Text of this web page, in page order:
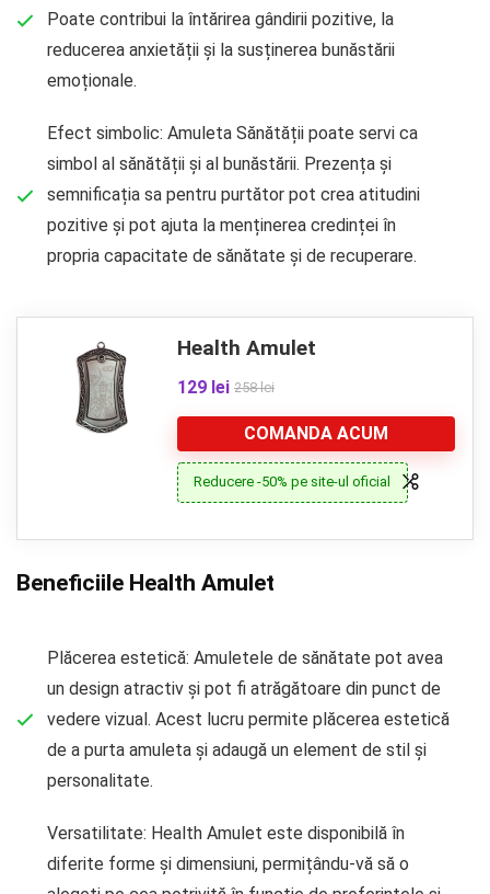
Poate contribui la întărirea gândirii pozitive, la
reducerea anxietății și la susținerea bunăstării
emoționale.
Efect simbolic: Amuleta Sănătății poate servi ca
simbol al sănătății și al bunăstării. Prezența și
semnificația sa pentru purtător pot crea atitudini
pozitive și pot ajuta la menținerea credinței în
propria capacitate de sănătate și de recuperare.
Health Amulet
129 lei 258 lei
COMANDA ACUM
Reducere -50% pe site-ul oficial
Beneficiile Health Amulet
Plăcerea estetică: Amuletele de sănătate pot avea
un design atractiv și pot fi atrăgătoare din punct de
vedere vizual. Acest lucru permite plăcerea estetică
de a purta amuleta și adaugă un element de stil și
personalitate.
Versatilitate: Health Amulet este disponibilă în
diferite forme și dimensiuni, permițându-vă să o